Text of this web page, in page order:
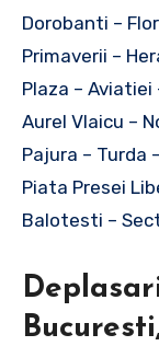
Dorobanti –
Primaverii –
Plaza – Aviatiei
Aurel Vlaicu –
Pajura – Turda
Piata Presei
Balotesti –